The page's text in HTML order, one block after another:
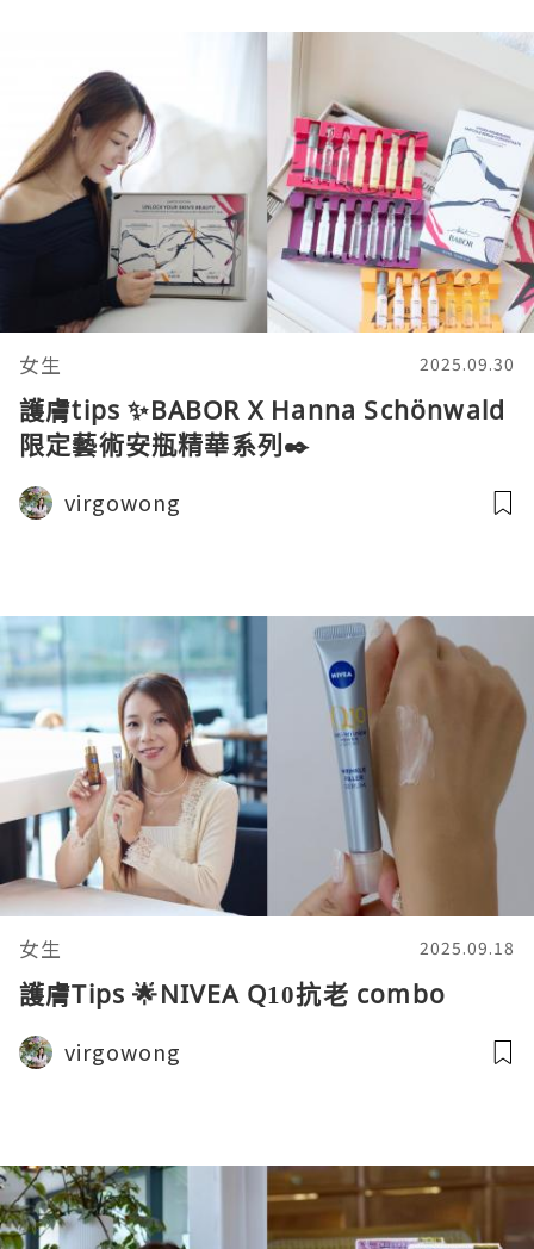
女生 2025.09.30
護膚tips ✨BABOR X Hanna Schönwald
限定藝術安瓶精華系列✒️
virgowong
女生 2025.09.18
護膚Tips 🌟NIVEA Q10抗老 combo
virgowong